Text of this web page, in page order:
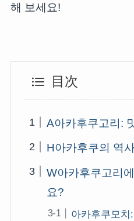
해 보세요!
目次
A아카후쿠고리:
H아카후쿠의 역
W아카후쿠고리
요?
아카후쿠모치